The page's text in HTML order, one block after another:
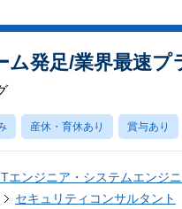
発足/業界最速
産休・育休あり 賞与あり
エンジニア・システムエンジ
セキュリティコンサルタント